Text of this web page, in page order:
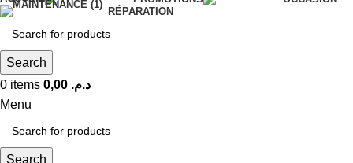
RÉPARATION
Search
0 items د.م.
Menu
Search